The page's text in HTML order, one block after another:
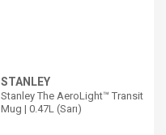
STANLEY
Stanley The AeroLight™ Transit
Mug | 0.47L (Sarı)